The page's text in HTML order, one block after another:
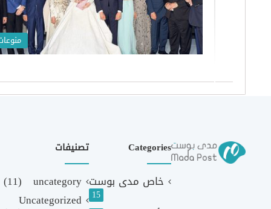
Categories
خاص مدى بوست
15
تصنيفات
uncategory
(11)
Uncategorized